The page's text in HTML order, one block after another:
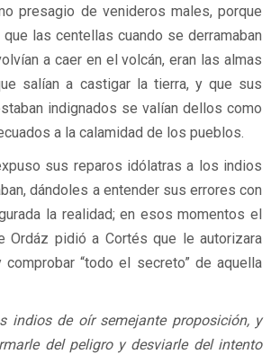
presagio de venideros males, porque
las centellas cuando se derramaban
a caer en el volcán, eran las almas
salían a castigar la tierra, y que sus
indignados se valían dellos como
a la calamidad de los pueblos.
sus reparos idólatras a los indios
dándoles a entender sus errores con
la realidad; en esos momentos el
Ordáz pidió a Cortés que le autorizara
“todo el secreto” de aquella
indios de oír semejante proposición, y
del peligro y desviarle del intento